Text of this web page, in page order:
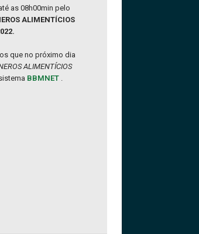
as 08h00min pelo
ALIMENTÍCIOS
que no próximo dia
ALIMENTÍCIOS
BBMNET .